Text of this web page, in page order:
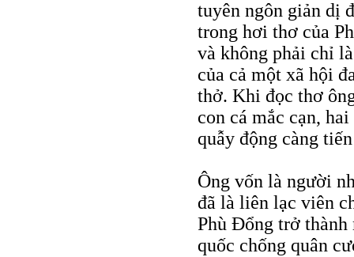
tuyên ngôn giản dị
trong hơi thơ của
và không phải chỉ
của cả một xã hội
thở. Khi đọc thơ
con cá mắc cạn,
quẫy động càng
Ông vốn là người
đã là liên lạc viên
Phù Đổng trở
quốc chống quân